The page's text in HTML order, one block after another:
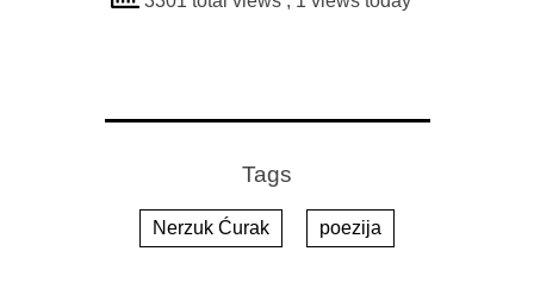
Tags
Nerzuk Ćurak poezija